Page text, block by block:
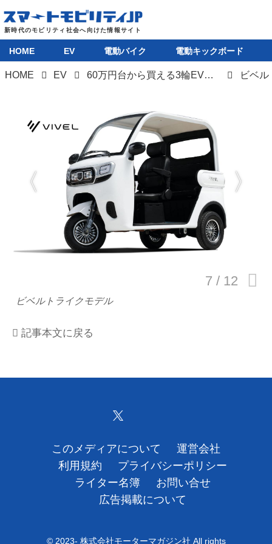
EV
電動バイク
電動キックボード
ライフスタイル
テクノロジー
運営会社
ライター名簿
お問い合せ
HOME EV 電動バイク 電動キックボード
HOME EV 60万円台から買える3輪EV「ビベルトライク」シリーズが累計販売300台突破。バブルの3人乗り電動トライクの導入が拡大中 ビベ
ビベルトライクモデル
記事本文に戻る
このメディアについて
運営会社
利用規約
プライバシーポリシー
ライター名簿
お問い合せ
広告掲載について
© 2023- 株式会社モーターマガジン社 All rights